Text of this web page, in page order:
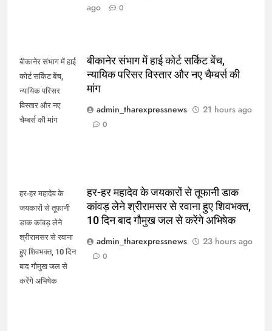
ago
0
बीकानेर संभाग में हाई
कोर्ट सर्किट बेंच,
न्यायिक परिसर
विस्तार और नए
चैम्बर्स की मांग
बीकानेर संभाग में हाई कोर्ट सर्किट बेंच,
न्यायिक परिसर विस्तार और नए चैम्बर्स की
मांग
admin_tharexpressnews
21 hours ago
0
हर-हर महादेव के
जयकारों से तूफानी
डाक कांवड़ लेने
श्रीरामसर से रवाना
हुए शिवभक्त, 10 दिन
बाद गौमुख जल से
करेंगे अभिषेक
हर-हर महादेव के जयकारों से तूफानी डाक
कांवड़ लेने श्रीरामसर से रवाना हुए शिवभक्त,
10 दिन बाद गौमुख जल से करेंगे अभिषेक
admin_tharexpressnews
23 hours ago
0